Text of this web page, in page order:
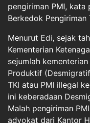
pengiriman PMI, kata
Berkedok Pengiriman
Menurut Edi, sejak
Kementerian
sejumlah
Produktif
TKI atau PMI illegal
ini keberadaan
Malah pengiriman
advokat dari Kantor